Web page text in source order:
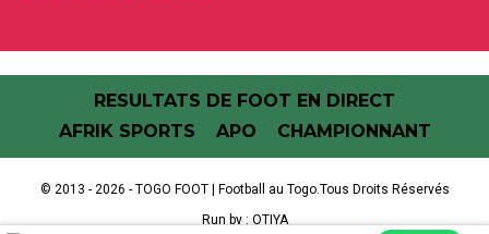
RESULTATS DE FOOT EN DIRECT
AFRIK SPORTS
APO CHAMPIONNANT
© 2013 - 2026 - TOGO FOOT | Football au Togo.Tous Droits Réservés
Run by : OTIYA